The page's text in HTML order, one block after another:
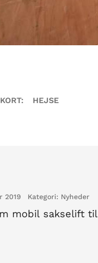
HEJSE
2019 Kategori: Nyheder
mobil sakselift til